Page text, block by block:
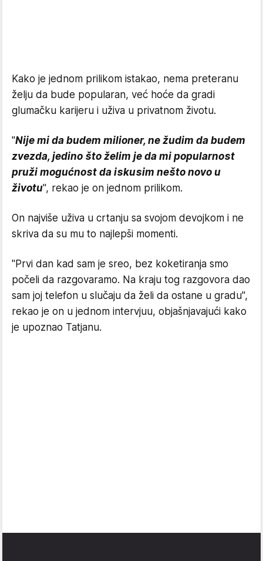
Kako je jednom prilikom istakao, nema preteranu
želju da bude popularan, već hoće da gradi
glumačku karijeru i uživa u privatnom životu.
"Nije mi da budem milioner, ne žudim da budem
zvezda, jedino što želim je da mi popularnost
pruži mogućnost da iskusim nešto novo u
životu", rekao je on jednom prilikom.
On najviše uživa u crtanju sa svojom devojkom i ne
skriva da su mu to najlepši momenti.
"Prvi dan kad sam je sreo, bez koketiranja smo
počeli da razgovaramo. Na kraju tog razgovora dao
sam joj telefon u slučaju da želi da ostane u gradu",
rekao je on u jednom intervjuu, objašnjavajući kako
je upoznao Tatjanu.